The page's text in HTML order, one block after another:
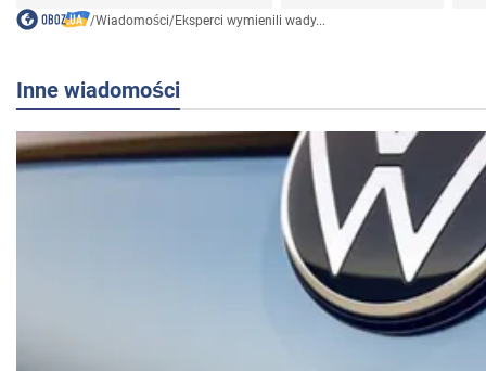
/Wiadomości/Eksperci wymienili wady...
Inne wiadomości